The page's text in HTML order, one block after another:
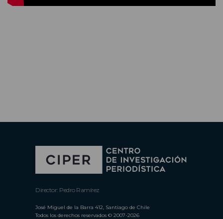
Director: Pedro Ramírez
José Miguel de la Barra 412, Santiago de Chile
Todos los derechos reservados © 2007-2026